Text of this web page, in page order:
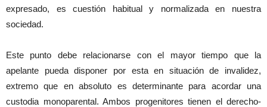
expresado, es cuestión habitual y normalizada en nuestra
sociedad.
Este punto debe relacionarse con el mayor tiempo que la
apelante pueda disponer por esta en situación de invalidez,
extremo que en absoluto es determinante para acordar una
custodia monoparental. Ambos progenitores tienen el derecho-